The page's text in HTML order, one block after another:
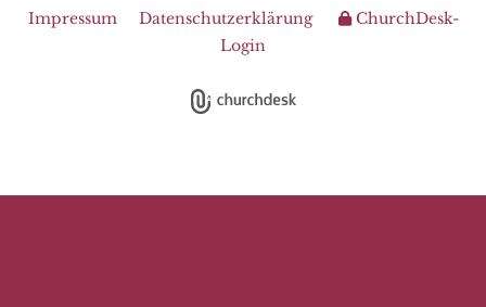
Impressum Datenschutzerklärung
ChurchDesk-
Login